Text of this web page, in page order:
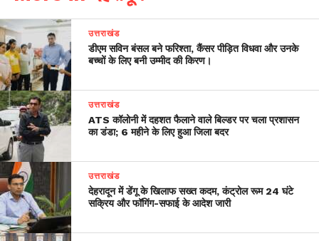
उत्तराखंड
डीएम सविन बंसल बने फरिश्ता, कैंसर पीड़ित विधवा और उनके
बच्चों के लिए बनी उम्मीद की किरण।
उत्तराखंड
ATS कॉलोनी में दहशत फैलाने वाले बिल्डर पर चला प्रशासन
का डंडा; 6 महीने के लिए हुआ जिला बदर
उत्तराखंड
देहरादून में डेंगू के खिलाफ सख्त कदम, कंट्रोल रूम 24 घंटे
सक्रिय और फॉगिंग-सफाई के आदेश जारी